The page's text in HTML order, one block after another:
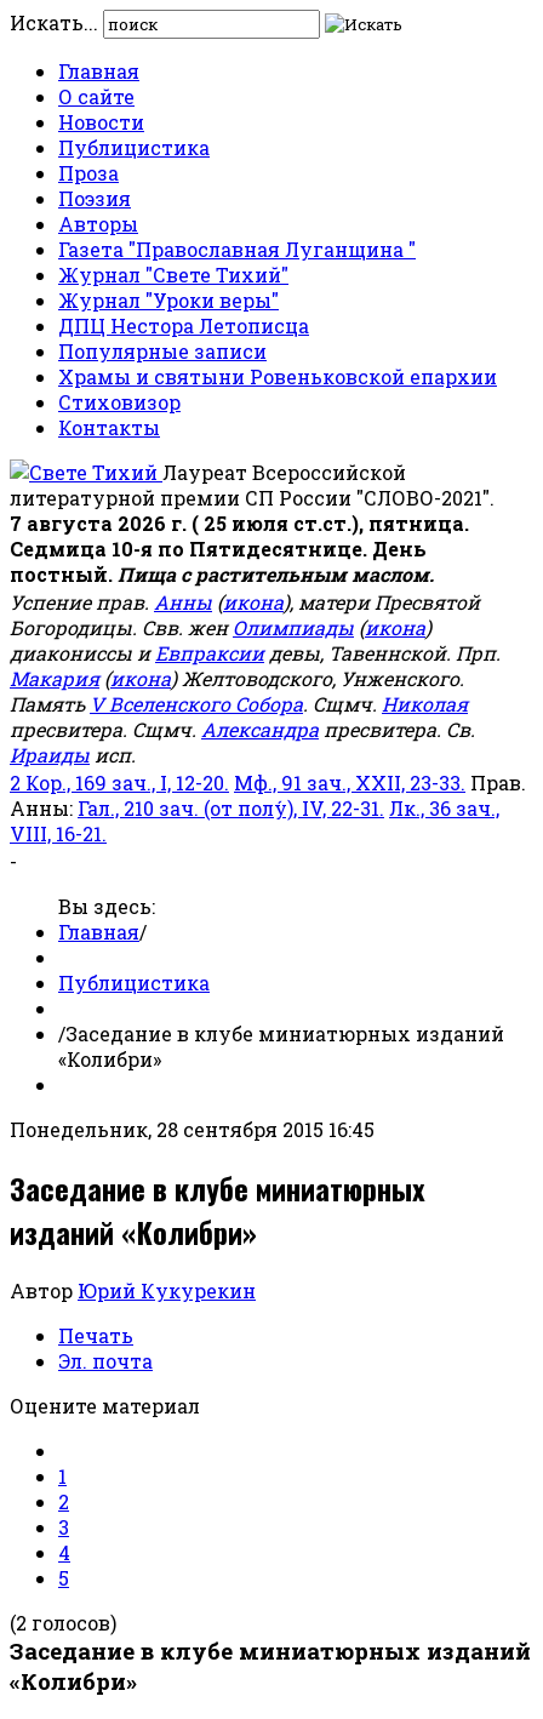
Искать...
Главная
О сайте
Новости
Публицистика
Проза
Поэзия
Авторы
Газета "Православная Луганщина "
Журнал "Свете Тихий"
Журнал "Уроки веры"
ДПЦ Нестора Летописца
Популярные записи
Храмы и святыни Ровеньковской епархии
Стиховизор
Контакты
Лауреат Всероссийской
литературной премии СП России "СЛОВО-2021".
7 августа 2026 г. ( 25 июля ст.ст.), пятница.
Седмица 10-я по Пятидесятнице. День
постный. Пища с растительным маслом.
Успение прав. Анны (икона), матери Пресвятой
Богородицы. Свв. женОлимпиады (икона)
диакониссы иЕвпраксиидевы, Тавеннской. Прп.
Макария(икона) Желтоводского, Унженского.
Память V Вселенского Собора. Сщмч. Николая
пресвитера. Сщмч. Александра пресвитера. Св.
Ираиды исп.
2 Кор., 169 зач., I, 12-20. Мф., 91 зач., XXII, 23-33. Прав.
Анны: Гал., 210 зач. (от полу́), IV, 22-31. Лк., 36 зач.,
VIII, 16-21.
-
Вы здесь:
Главная/
Публицистика
/Заседание в клубе миниатюрных изданий
«Колибри»
Понедельник, 28 сентября 2015 16:45
Заседание в клубе миниатюрных
изданий «Колибри»
Автор Юрий Кукурекин
Печать
Эл. почта
Оцените материал
1
2
3
4
5
(2 голосов)
Заседание в клубе миниатюрных изданий
«Колибри»